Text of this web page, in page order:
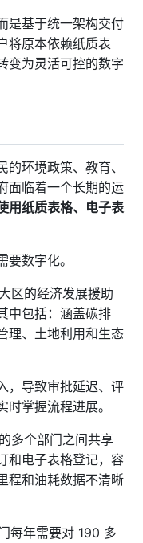
是基于统一架构交付
将原本依赖纸质表
变为灵活可控的数字
环境政策、教育、
面临着一个长期的运
用纸质表格、电子表
数字化。
区的经济发展援助
中包括：涵盖碳排
理、土地利用和生态
，导致审批延迟、评
掌握流程进展。
多个部门之间共享
和电子表格登记，容
程和油耗数据不清晰
每年需要对 190 多